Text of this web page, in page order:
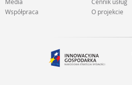
Współpraca
O projekcie